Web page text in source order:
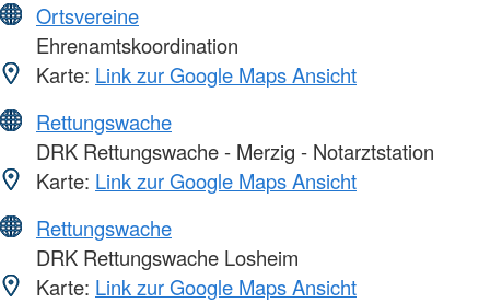
Ortsvereine
Ehrenamtskoordination
Karte: Link zur Google Maps Ansicht
Rettungswache
DRK Rettungswache - Merzig - Notarztstation
Karte: Link zur Google Maps Ansicht
Rettungswache
DRK Rettungswache Losheim
Karte: Link zur Google Maps Ansicht